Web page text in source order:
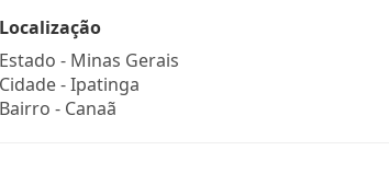
Localização
Estado - Minas Gerais
Cidade -Ipatinga
Bairro - Canaã